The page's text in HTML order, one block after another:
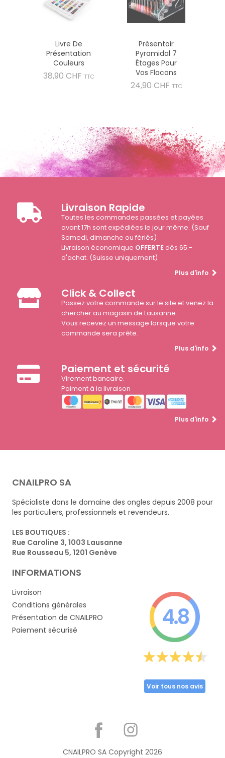
Livre De
Présentation
Couleurs
38,90 CHF Prix
TTC
Présentoir
Pyramidal 7
Étages Pour
Vos Flacons
24,90 CHF Prix
TTC
Livraison Rapide
Toutes les commandes passées et payées
avant 17h sont expédiées le jour même. (Sauf
Samedi, dimanche ou fériés)
Livraison économique OFFERTEdès 65.-
d'achat. (Suisse uniquement)
Plus d'info
Click & Collect
Passez votre commande sur le site et venez la
chercher au magasin de Lausanne.
Vous recevez un message lorsque votre
commande sera prête.
Plus d'info
Paiement et sécurité
Virement bancaire.
Paiment à la livraison
Plus d'info
CNAILPRO SA
Spécialiste dans le domaine des ongles depuis 2008 pour
les particuliers, professionnels et revendeurs.
LES BOUTIQUES :
Rue Caroline 3, 1003 Lausanne
Rue Rousseau 5, 1201 Genève
INFORMATIONS
Livraison
Conditions générales
Présentation de CNAILPRO
Paiement sécurisé
4.8
Voir tous nos avis
CNAILPRO SA Copyright 2026